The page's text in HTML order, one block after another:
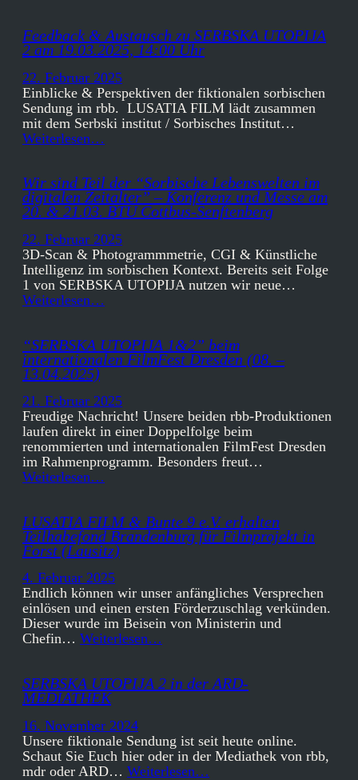
Feedback & Austausch zu SERBSKA UTOPIJA
2 am 19.03.2025, 14:00 Uhr
22. Februar 2025
Einblicke & Perspektiven der fiktionalen sorbischen
Sendung im rbb. LUSATIA FILM lädt zusammen
mit dem Serbski institut / Sorbisches Institut…
Weiterlesen…
Wir sind Teil der “Sorbische Lebenswelten im
digitalen Zeitalter” – Konferenz und Messe am
20. & 21.03. BTU Cottbus-Senftenberg
22. Februar 2025
3D-Scan & Photogrammmetrie, CGI & Künstliche
Intelligenz im sorbischen Kontext. Bereits seit Folge
1 von SERBSKA UTOPIJA nutzen wir neue…
Weiterlesen…
“SERBSKA UTOPIJA 1&2” beim
internationalen FilmFest Dresden (08. –
13.04.2025)
21. Februar 2025
Freudige Nachricht! Unsere beiden rbb-Produktionen
laufen direkt in einer Doppelfolge beim
renommierten und internationalen FilmFest Dresden
im Rahmenprogramm. Besonders freut…
Weiterlesen…
LUSATIA FILM & Bunte 9 e.V. erhalten
Teilhabefond Brandenburg für Filmprojekt in
Forst (Lausitz)
4. Februar 2025
Endlich können wir unser anfängliches Versprechen
einlösen und einen ersten Förderzuschlag verkünden.
Dieser wurde im Beisein von Ministerin und
Chefin… Weiterlesen…
SERBSKA UTOPIJA 2 in der ARD-
MEDIATHEK
16. November 2024
Unsere fiktionale Sendung ist seit heute online.
Schaut Sie Euch hier oder in der Mediathek von rbb,
mdr oder ARD… Weiterlesen…